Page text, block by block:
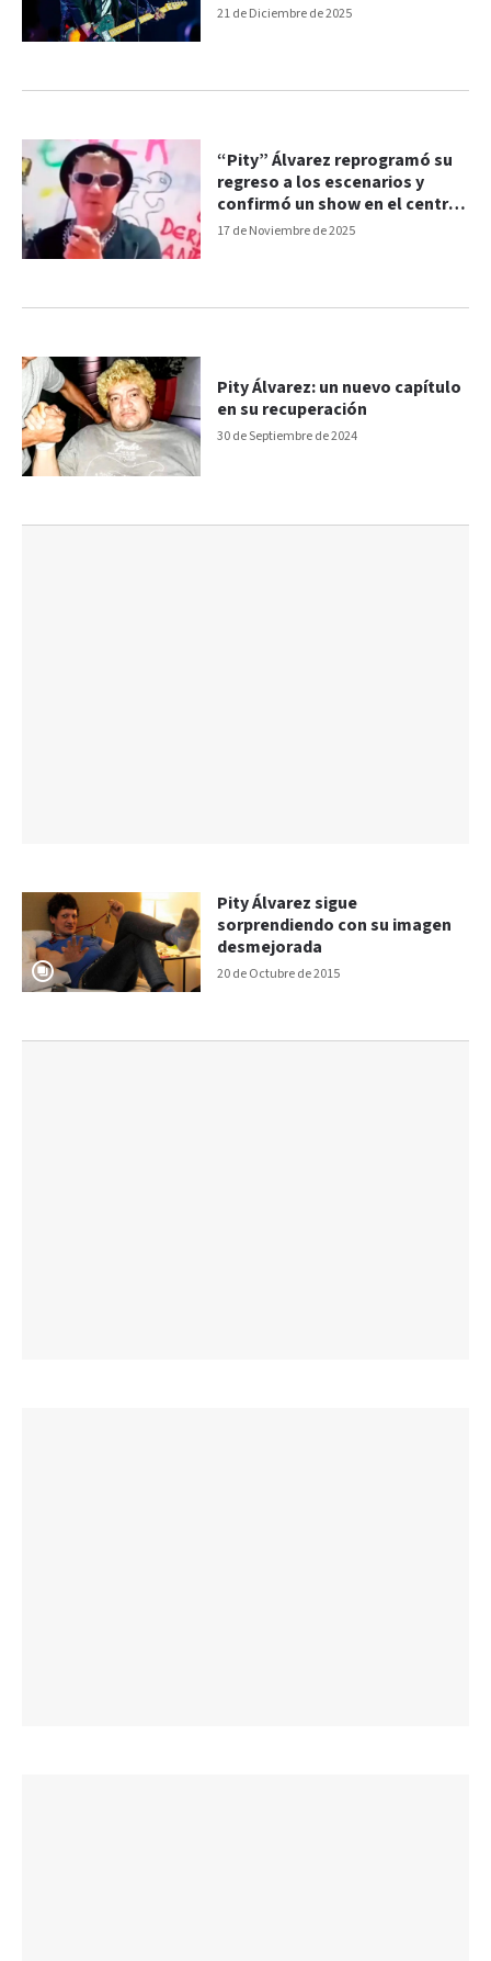
21 de Diciembre de 2025
17 de Noviembre de 2025
“Pity” Álvarez reprogramó su
regreso a los escenarios y
confirmó un show en el centro
del país
30 de Septiembre de 2024
Pity Álvarez: un nuevo capítulo
en su recuperación
20 de Octubre de 2015
Pity Álvarez sigue
sorprendiendo con su imagen
desmejorada